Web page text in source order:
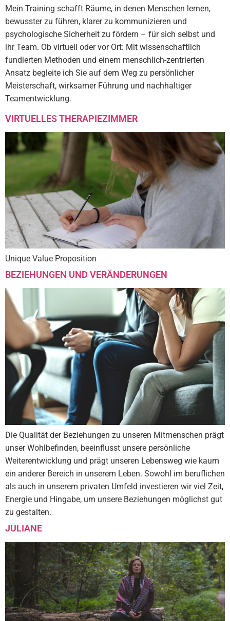
Mein Training schafft Räume, in denen Menschen lernen,
bewusster zu führen, klarer zu kommunizieren und
psychologische Sicherheit zu fördern – für sich selbst und
ihr Team. Ob virtuell oder vor Ort: Mit wissenschaftlich
fundierten Methoden und einem menschlich-zentrierten
Ansatz begleite ich Sie auf dem Weg zu persönlicher
Meisterschaft, wirksamer Führung und nachhaltiger
Teamentwicklung.
VIRTUELLES THERAPIEZIMMER
Unique Value Proposition
BEZIEHUNGEN UND VERÄNDERUNGEN
Die Qualität der Beziehungen zu unseren Mitmenschen prägt
unser Wohlbefinden, beeinflusst unsere persönliche
Weiterentwicklung und prägt unseren Lebensweg wie kaum
ein anderer Bereich in unserem Leben. Sowohl im beruflichen
als auch in unserem privaten Umfeld investieren wir viel Zeit,
Energie und Hingabe, um unsere Beziehungen möglichst gut
zu gestalten.
JULIANE